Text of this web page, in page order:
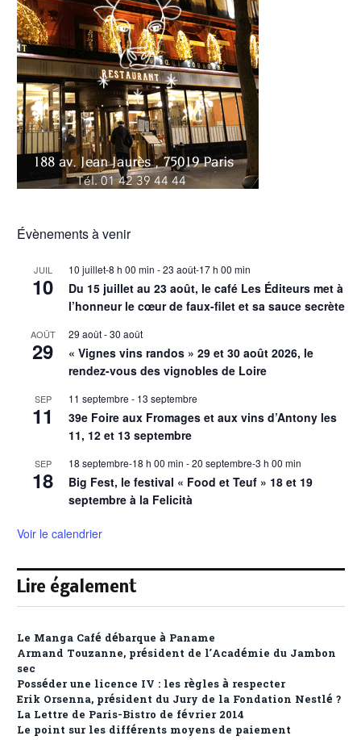
Évènements à venir
JUIL
10
10 juillet-8 h 00 min -23 août-17 h 00 min
Du 15 juillet au 23 août, le café Les Éditeurs met à
l’honneur le cœur de faux-filet et sa sauce secrète
AOÛT
29
29 août-30 août
« Vignes vins randos » 29 et 30 août 2026, le
rendez-vous des vignobles de Loire
SEP
11
11 septembre - 13 septembre
39e Foire aux Fromages et aux vins d’Antony les
11, 12 et 13 septembre
SEP
18
18 septembre-18 h 00 min -20 septembre-3 h 00 min
Big Fest, le festival « Food et Teuf » 18 et 19
septembre à la Felicità
Voir le calendrier
Lire également
Le Manga Café débarque à Paname
Armand Touzanne, président de l’Académie du Jambon
sec
Posséder une licence IV : les règles à respecter
Erik Orsenna, président du Jury de la Fondation Nestlé ?
La Lettre de Paris-Bistro de février 2014
Le point sur les différents moyens de paiement